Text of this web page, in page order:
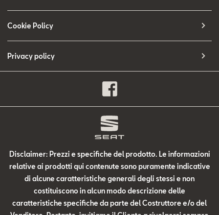
Cookie Policy
Privacy policy
Disclaimer: Prezzi e specifiche del prodotto. Le informazioni
relative ai prodotti qui contenute sono puramente indicative
di alcune caratteristiche generali degli stessi e non
costituiscono in alcun modo descrizione delle
caratteristiche specifiche da parte del Costruttore e/o del